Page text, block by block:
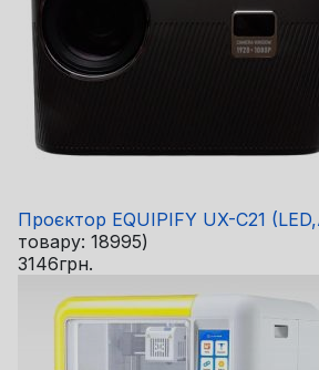
Проєктор EQUIPIFY UX-C21
товару: 18995)
3146грн.